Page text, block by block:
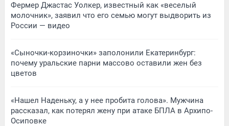
Фермер Джастас Уолкер, известный как «веселый
молочник», заявил что его семью могут выдворить из
России — видео
«Сыночки-корзиночки» заполонили Екатеринбург:
почему уральские парни массово оставили жен без
цветов
«Нашел Наденьку, а у нее пробита голова». Мужчина
рассказал, как потерял жену при атаке БПЛА в Архипо-
Осиповке